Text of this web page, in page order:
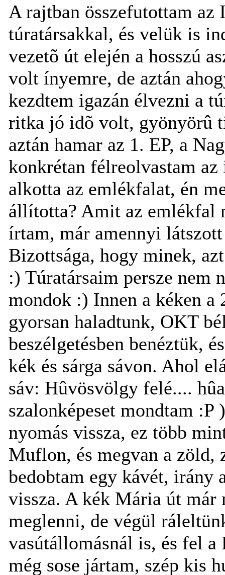
A rajtban összefutottam
túratársakkal, és velük is
vezetõ út elején a hosszú
volt ínyemre, de aztán
kezdtem igazán élvezni a
ritka jó idõ volt, gyönyörû
aztán hamar az 1. EP, a
konkrétan félreolvastam
alkotta az emlékfalat, én
állította? Amit az emlékfal
írtam, már amennyi
Bizottsága, hogy minek,
:) Túratársaim persze
mondok :) Innen a kéken
gyorsan haladtunk, OKT
beszélgetésben benéztük,
kék és sárga sávon. Ahol
sáv: Hûvösvölgy felé....
szalonképeset mondtam
nyomás vissza, ez több
Muflon, és megvan a zöld,
bedobtam egy kávét, irány
vissza. A kék Mária út már
meglenni, de végül
vasútállomásnál is, és fel
még sose jártam, szép kis